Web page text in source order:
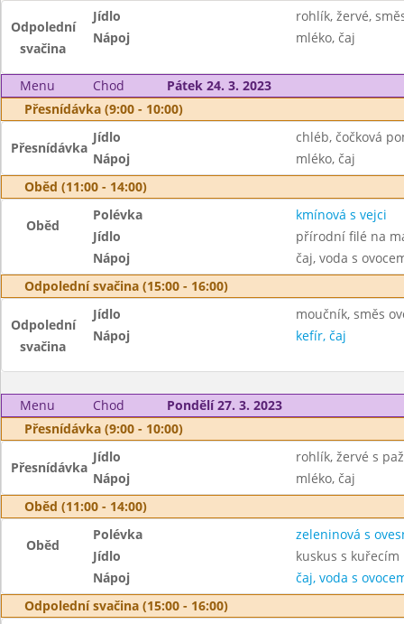
Odpolední
svačina
Jídlo
rohlík, žervé,
Nápoj
mléko, čaj
Menu Chod
Pátek 24. 3. 2023
Přesnídávka (9:00 - 10:00)
Přesnídávka
Jídlo
chléb, čočková
Nápoj
mléko, čaj
Oběd (11:00 - 14:00)
Oběd
Polévka
kmínová s vejci
Jídlo
přírodní filé na
Nápoj
čaj, voda s
Odpolední svačina (15:00 - 16:00)
Odpolední
svačina
Jídlo
moučník, směs
Nápoj
kefír, čaj
Menu Chod
Pondělí 27. 3. 2023
Přesnídávka (9:00 - 10:00)
Přesnídávka
Jídlo
rohlík, žervé s
Nápoj
mléko, čaj
Oběd (11:00 - 14:00)
Oběd
Polévka
zeleninová s
Jídlo
kuskus s
Nápoj
čaj, voda s
Odpolední svačina (15:00 - 16:00)